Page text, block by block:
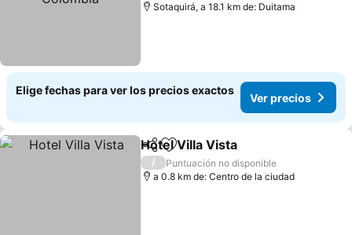
Sotaquirá, a 18.1 km de: Duitama
Elige fechas para ver los precios exactos
Ver precios
CompartirAgregar a favoritos
Hotel Villa Vista
/
Puntuación no disponible
a 0.8 km de: Centro de la ciudad